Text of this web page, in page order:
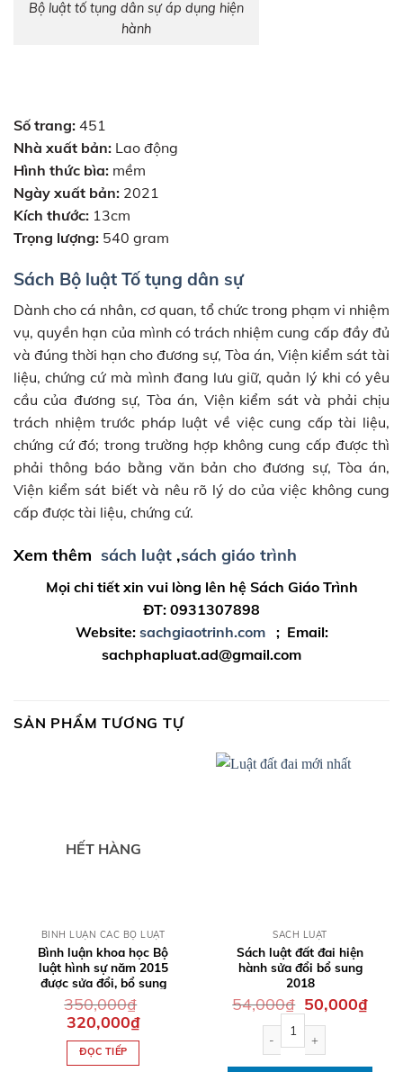
Bộ luật tố tụng dân sự áp dụng hiện
hành
Số trang: 451
Nhà xuất bản: Lao động
Hình thức bìa: mềm
Ngày xuất bản: 2021
Kích thước: 13cm
Trọng lượng: 540 gram
Sách Bộ luật Tố tụng dân sự
Dành cho cá nhân, cơ quan, tổ chức trong phạm vi nhiệm
vụ, quyền hạn của mình có trách nhiệm cung cấp đầy đủ
và đúng thời hạn cho đương sự, Tòa án, Viện kiểm sát tài
liệu, chứng cứ mà mình đang lưu giữ, quản lý khi có yêu
cầu của đương sự, Tòa án, Viện kiểm sát và phải chịu
trách nhiệm trước pháp luật về việc cung cấp tài liệu,
chứng cứ đó; trong trường hợp không cung cấp được thì
phải thông báo bằng văn bản cho đương sự, Tòa án,
Viện kiểm sát biết và nêu rõ lý do của việc không cung
cấp được tài liệu, chứng cứ.
Xem thêm sách luật ,sách giáo trình
Mọi chi tiết xin vui lòng lên hệ Sách Giáo Trình
ĐT: 0931307898
Website: sachgiaotrinh.com ; Email:
sachphapluat.ad@gmail.com
SẢN PHẨM TƯƠNG TỰ
QUICK VIEW
HẾT HÀNG
BÌNH LUẬN CÁC BỘ LUẬT
Bình luận khoa học Bộ
luật hình sự năm 2015
được sửa đổi, bổ sung
năm 2017 (Phần các tội
phạm)
350,000₫
Giá
gốc
là:
350,000₫.
320,000₫Giá
hiện
tại
320,000₫.
ĐỌC TIẾP
QUICK VIEW
SÁCH LUẬT
Sách luật đất đai hiện
hành sửa đổi bổ sung
2018
54,000₫ Giá
gốc
là:
54,000₫.
50,000₫Giá
hiện